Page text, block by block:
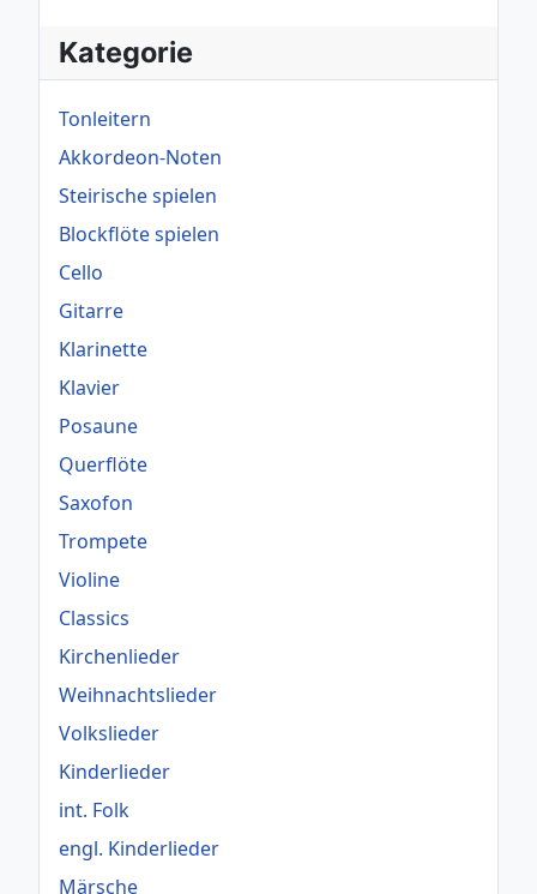
Kategorie
Tonleitern
Akkordeon-Noten
Steirische spielen
Blockflöte spielen
Cello
Gitarre
Klarinette
Klavier
Posaune
Querflöte
Saxofon
Trompete
Violine
Classics
Kirchenlieder
Weihnachtslieder
Volkslieder
Kinderlieder
int. Folk
engl. Kinderlieder
Märsche